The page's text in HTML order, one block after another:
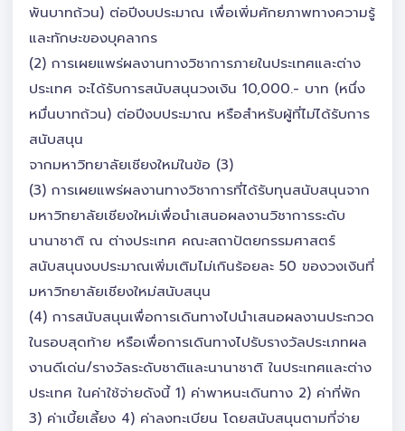
พันบาทถ้วน) ต่อปีงบประมาณ เพื่อเพิ่มศักยภาพทางความรู้
และทักษะของบุคลากร
(2) การเผยแพร่ผลงานทางวิชาการภายในประเทศและต่าง
ประเทศ จะได้รับการสนับสนุนวงเงิน 10,000.- บาท (หนึ่ง
หมื่นบาทถ้วน) ต่อปีงบประมาณ หรือสำหรับผู้ที่ไม่ได้รับการ
สนับสนุน
จากมหาวิทยาลัยเชียงใหม่ในข้อ (3)
(3) การเผยแพร่ผลงานทางวิชาการที่ได้รับทุนสนับสนุนจาก
มหาวิทยาลัยเชียงใหม่เพื่อนำเสนอผลงานวิชาการระดับ
นานาชาติ ณ ต่างประเทศ คณะสถาปัตยกรรมศาสตร์
สนับสนุนงบประมาณเพิ่มเติมไม่เกินร้อยละ 50 ของวงเงินที่
มหาวิทยาลัยเชียงใหม่สนับสนุน
(4) การสนับสนุนเพื่อการเดินทางไปนำเสนอผลงานประกวด
ในรอบสุดท้าย หรือเพื่อการเดินทางไปรับรางวัลประเภทผล
งานดีเด่น/รางวัลระดับชาติและนานาชาติ ในประเทศและต่าง
ประเทศ ในค่าใช้จ่ายดังนี้ 1) ค่าพาหนะเดินทาง 2) ค่าที่พัก
3) ค่าเบี้ยเลี้ยง 4) ค่าลงทะเบียน โดยสนับสนุนตามที่จ่าย